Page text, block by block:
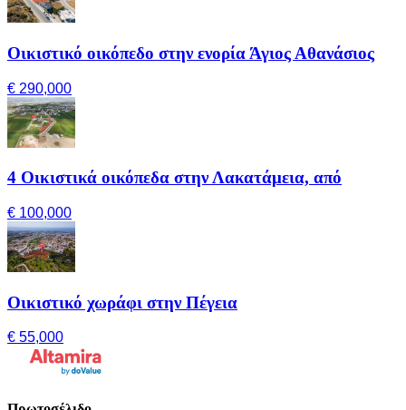
Οικιστικό οικόπεδο στην ενορία Άγιος Αθανάσιος
€ 290,000
4 Οικιστικά οικόπεδα στην Λακατάμεια, από
€ 100,000
Οικιστικό χωράφι στην Πέγεια
€ 55,000